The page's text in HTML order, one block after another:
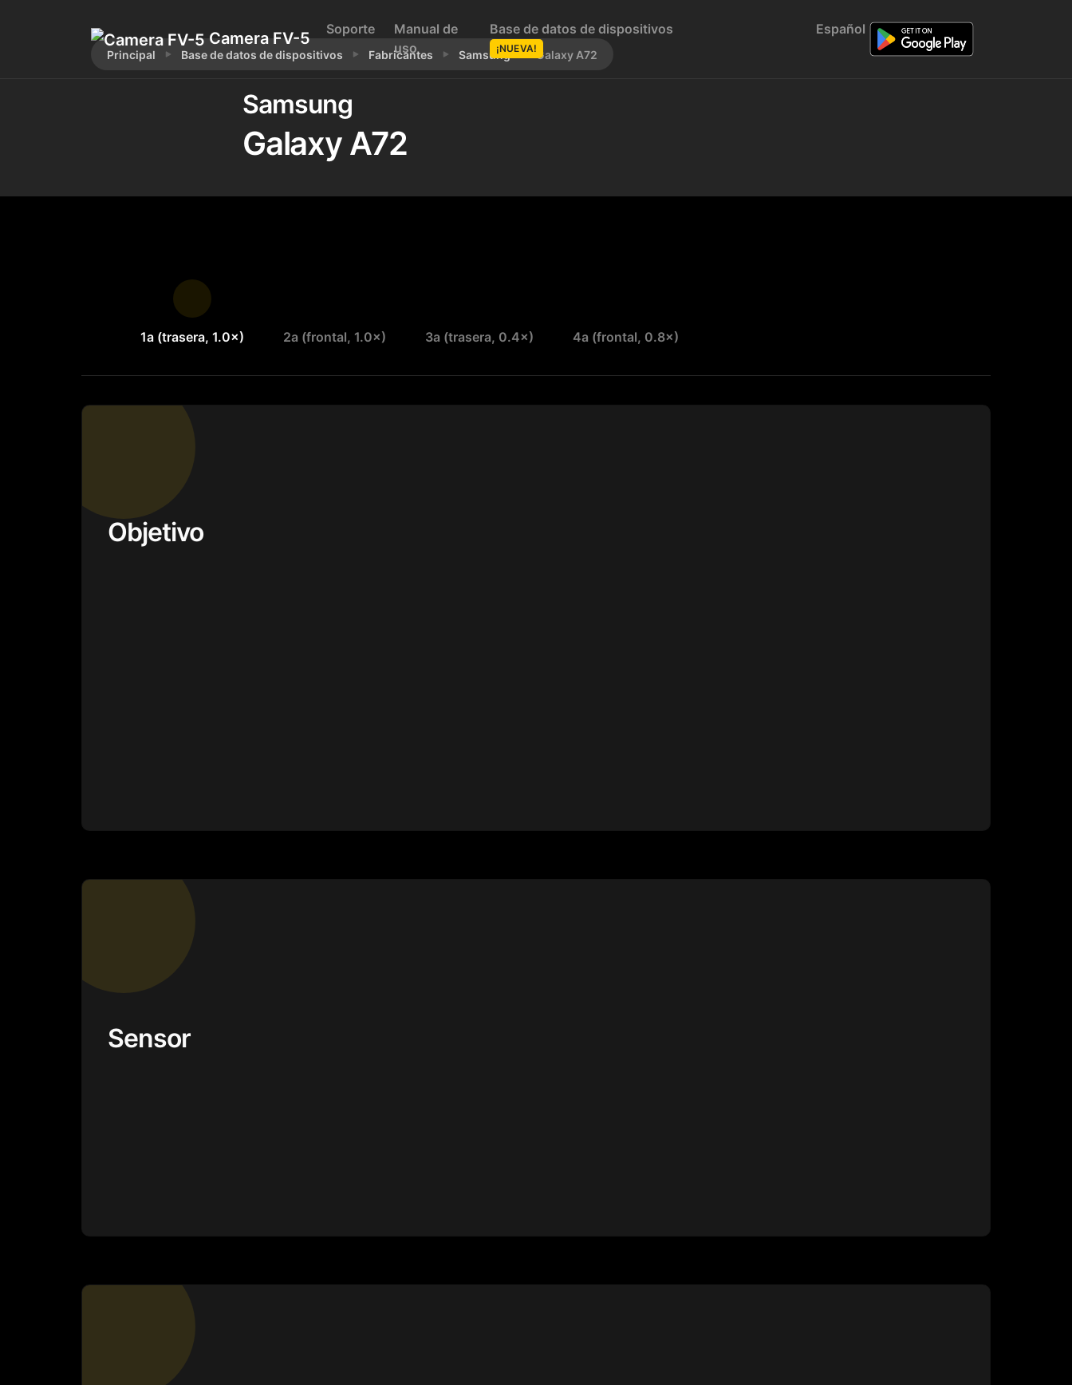
Camera FV-5
Soporte
Manual de
uso
Base de datos de dispositivos
¡NUEVA!
Español
Principal Base de datos de dispositivos Fabricantes Samsung Galaxy A72
Samsung
Galaxy A72
1a (trasera, 1.0×) 2a (frontal, 1.0×) 3a (trasera, 0.4×) 4a (frontal, 0.8×)
Objetivo
Sensor